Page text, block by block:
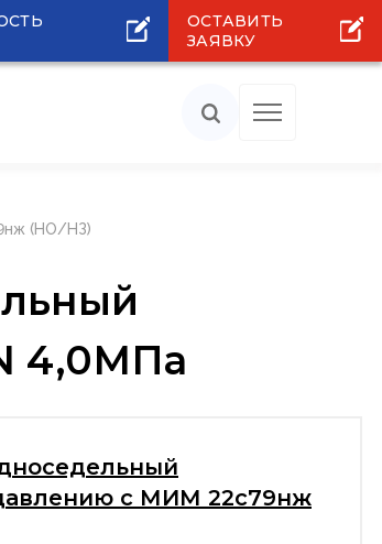
ОСТАВИТЬ
ЗАЯВКУ
(НО/НЗ)
4,0МПа
с МИМ 22с79нж